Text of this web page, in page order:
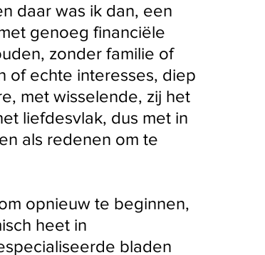
daar was ik dan, een
genoeg financiële
zonder familie of
of echte interesses, diep
met wisselende, zij het
liefdesvlak, dus met in
als redenen om te
opnieuw te beginnen,
heet in
bladen